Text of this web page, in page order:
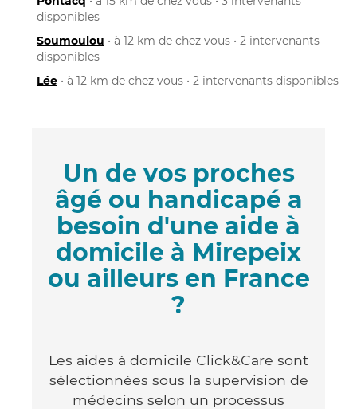
disponibles
Soumoulou • à 12 km de chez vous • 2 intervenants
disponibles
Lée • à 12 km de chez vous • 2 intervenants disponibles
Un de vos proches
âgé ou handicapé a
besoin d'une aide à
domicile à Mirepeix
ou ailleurs en France
?
Les aides à domicile Click&Care sont
sélectionnées sous la supervision de
médecins selon un processus